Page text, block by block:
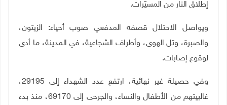
إطلاق النار من المسيّرات.
ويواصل الاحتلال قصفه المدفعي صوب أحياء: الزيتون،
والصبرة، وتل الهوى، وأطراف الشجاعية، في المدينة، ما أدى
لوقوع إصابات.
وفي حصيلة غير نهائية، ارتفع عدد الشهداء إلى 29195،
غالبيتهم من الأطفال والنساء، والجرحى إلى 69170، منذ بدء